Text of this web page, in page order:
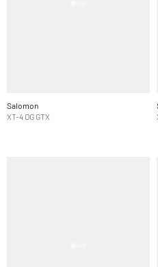
Salomon
XT-4 OG GTX